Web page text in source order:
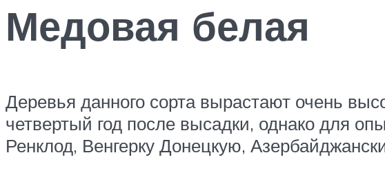
Медовая белая
Деревья данного сорта вырастают очень
четвертый год после высадки, однако для
Ренклод, Венгерку Донецкую,